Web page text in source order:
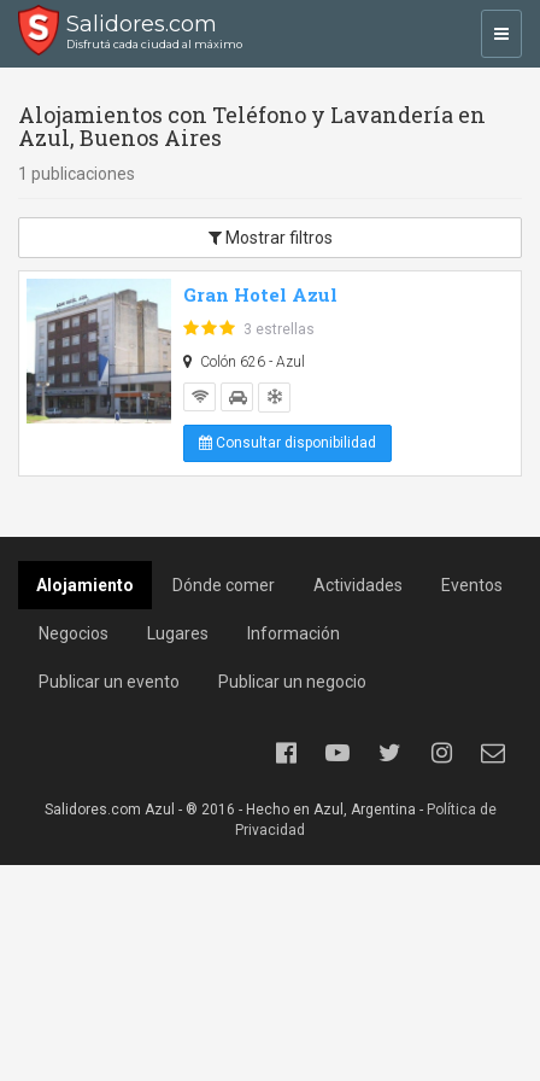
Salidores.com
Disfrutá cada ciudad al máximo
Alojamientos con Teléfono y Lavandería en
Azul, Buenos Aires
1 publicaciones
Mostrar filtros
Gran Hotel Azul
3 estrellas
Colón 626 - Azul
Consultar disponibilidad
Alojamiento Dónde comer Actividades Eventos
Negocios Lugares Información
Publicar un evento Publicar un negocio
Salidores.com Azul - ® 2016 - Hecho en Azul, Argentina - Política de
Privacidad